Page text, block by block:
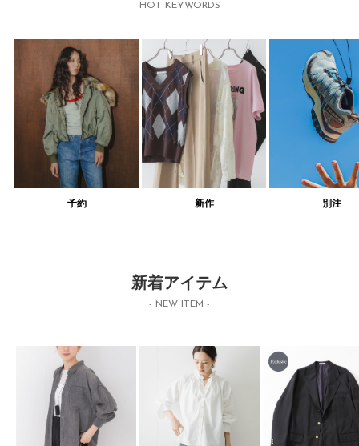
- HOT KEYWORDS -
予約 新作 別注
新着アイテム
- NEW ITEM -